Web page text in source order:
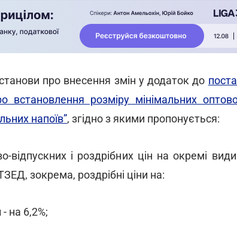
про внесення змін у додаток до
розміру мінімальних оптово-
напоїв”, згідно з якими пропонується:
відпускних і роздрібних цін на окремі
зокрема, роздрібні ціни на:
- на 6,2%;